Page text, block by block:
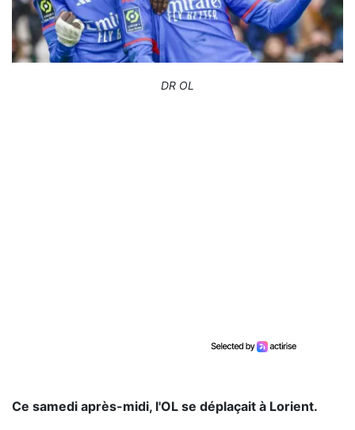
DR OL
Ce samedi après-midi, l'OL se déplaçait à Lorient.